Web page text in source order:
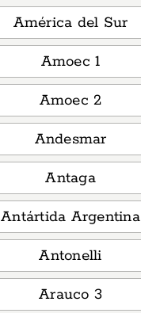
América del Sur
Amoec 1
Amoec 2
Andesmar
Antaga
Antártida Argentina
Antonelli
Arauco 3